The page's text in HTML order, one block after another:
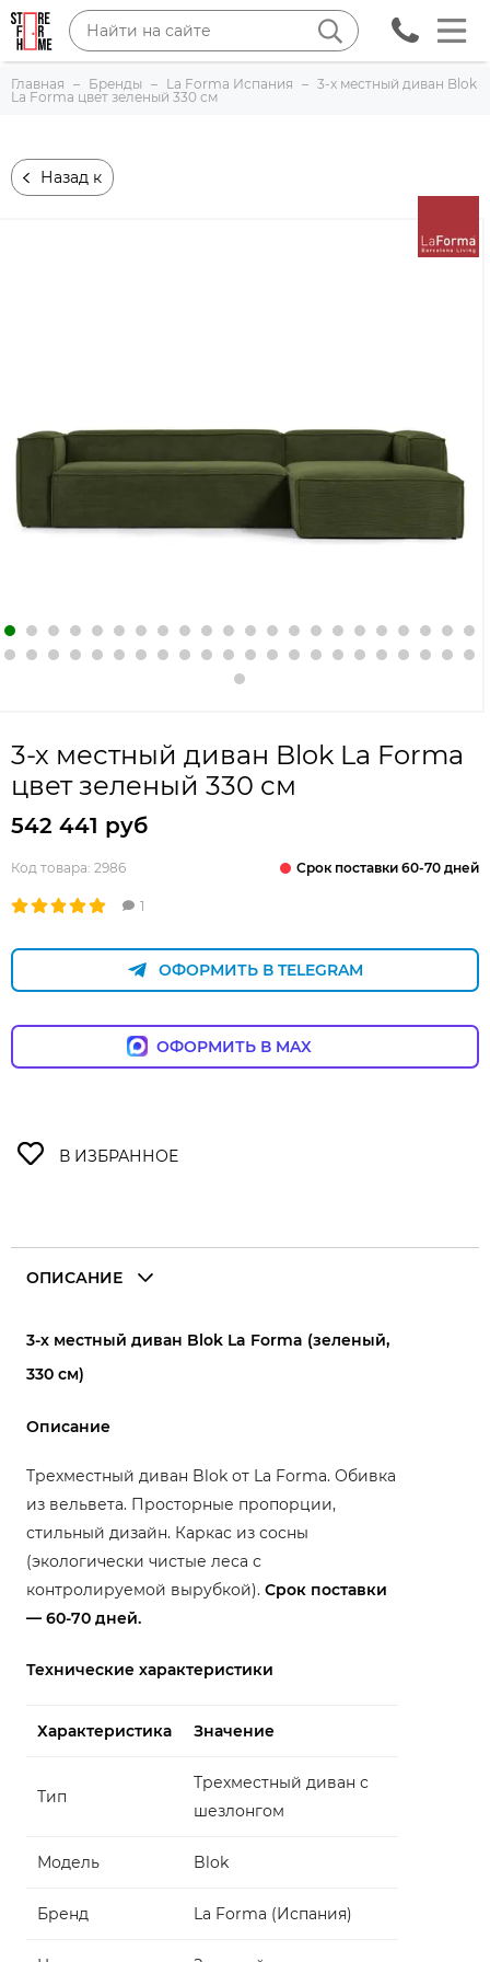
Главная Бренды La Forma Испания
3-х местный диван Blok
La Forma цвет зеленый 330 см
Назад к
3-х местный диван Blok La Forma
цвет зеленый 330 см
542 441 руб
Код товара: 2986 Срок поставки 60-70 дней
1
ОФОРМИТЬ В TELEGRAM
ОФОРМИТЬ В MAX
ОПИСАНИЕ
3-х местный диван Blok La Forma (зеленый,
330 см)
Описание
Трехместный диван Blok от La Forma. Обивка
из вельвета. Просторные пропорции,
стильный дизайн. Каркас из сосны
(экологически чистые леса с
контролируемой вырубкой). Срок поставки
— 60-70 дней.
Технические характеристики
Характеристика Значение
Тип
Трехместный диван с
шезлонгом
Модель Blok
Бренд La Forma (Испания)